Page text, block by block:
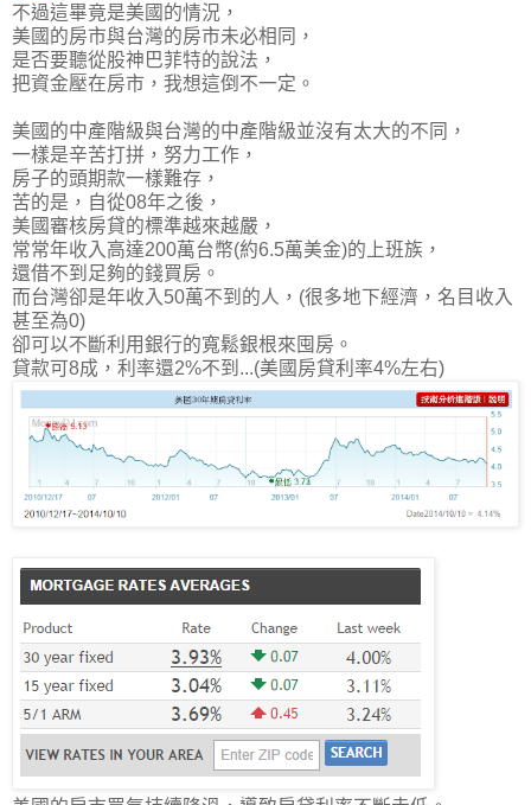
不過這畢竟是美國的情況，
美國的房市與台灣的房市未必相同，
是否要聽從股神巴菲特的說法，
把資金壓在房市，我想這倒不一定。
美國的中產階級與台灣的中產階級並沒有太大的不同，
一樣是辛苦打拼，努力工作，
房子的頭期款一樣難存，
苦的是，自從08年之後，
美國審核房貸的標準越來越嚴，
常常年收入高達200萬台幣(約6.5萬美金)的上班族，
還借不到足夠的錢買房。
而台灣卻是年收入50萬不到的人，(很多地下經濟，名目收入
甚至為0)
卻可以不斷利用銀行的寬鬆銀根來囤房。
貸款可8成，利率還2%不到...(美國房貸利率4%左右)